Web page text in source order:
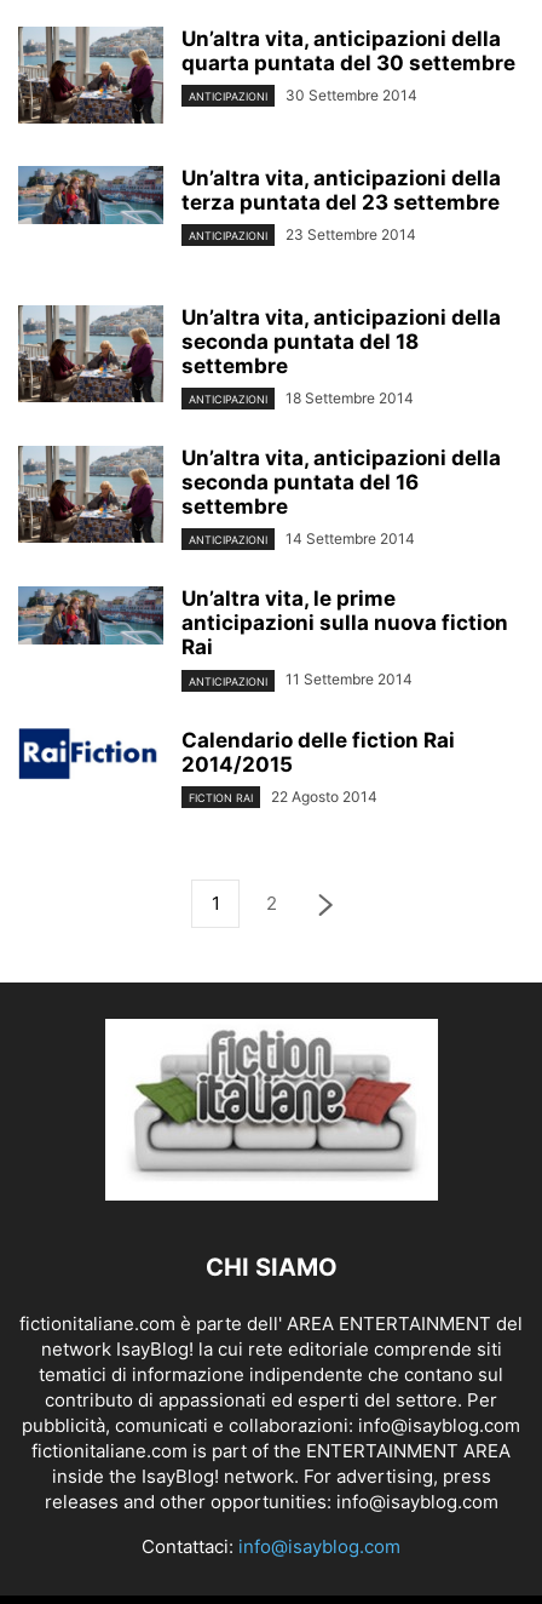
Un’altra vita, anticipazioni della
quarta puntata del 30 settembre
ANTICIPAZIONI 30 Settembre 2014
Un’altra vita, anticipazioni della
terza puntata del 23 settembre
ANTICIPAZIONI 23 Settembre 2014
Un’altra vita, anticipazioni della
seconda puntata del 18
settembre
ANTICIPAZIONI 18 Settembre 2014
Un’altra vita, anticipazioni della
seconda puntata del 16
settembre
ANTICIPAZIONI 14 Settembre 2014
Un’altra vita, le prime
anticipazioni sulla nuova fiction
Rai
ANTICIPAZIONI 11 Settembre 2014
Calendario delle fiction Rai
2014/2015
FICTION RAI 22 Agosto 2014
1 2
CHI SIAMO
fictionitaliane.com è parte dell' AREA ENTERTAINMENT del
network IsayBlog! la cui rete editoriale comprende siti
tematici di informazione indipendente che contano sul
contributo di appassionati ed esperti del settore. Per
pubblicità, comunicati e collaborazioni: info@isayblog.com
fictionitaliane.com is part of the ENTERTAINMENT AREA
inside the IsayBlog! network. For advertising, press
releases and other opportunities: info@isayblog.com
Contattaci: info@isayblog.com